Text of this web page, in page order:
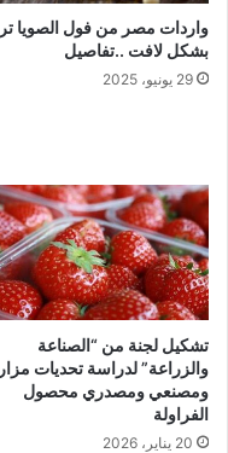
واردات مصر من فول الصويا
بشكل لافت ..تفاصيل
29 يونيو، 2025
تشكيل لجنة من “الصناعة
والزراعة” لدراسة تحديات
ومصنعي ومصدري محصول
الفراولة
20 يناير، 2026